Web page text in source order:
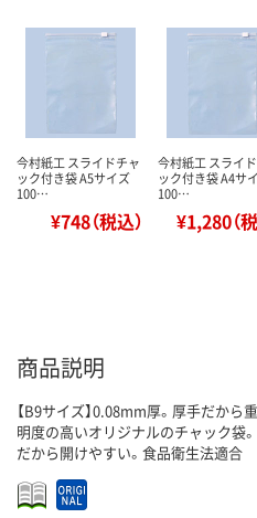
今村紙工 スライドチャ
ック付き袋 A5サイズ
100…
¥748（税込）
今村紙工 スライ
ック付き袋 A4サ
100…
¥1,280（
商品説明
【B9サイズ】0.08mm厚。厚手だから
明度の高いオリジナルのチャック袋
だから開けやすい。食品衛生法適合